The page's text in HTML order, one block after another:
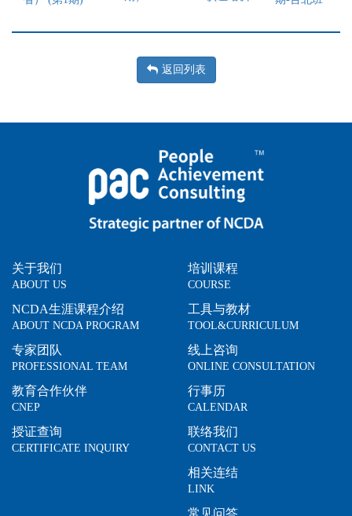
返回列表
关于我们
ABOUT US
NCDA生涯课程介绍
ABOUT NCDA PROGRAM
专家团队
PROFESSIONAL TEAM
教育合作伙伴
CNEP
授证查询
CERTIFICATE INQUIRY
培训课程
COURSE
工具与教材
TOOL&CURRICULUM
线上咨询
ONLINE CONSULTATION
行事历
CALENDAR
联络我们
CONTACT US
相关连结
LINK
常见问答